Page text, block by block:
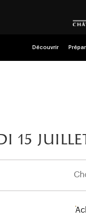
Découvrir
15 juillet